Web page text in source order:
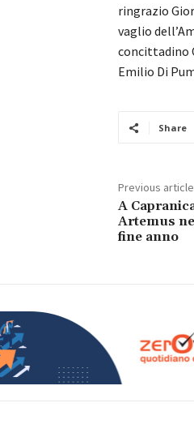
ringrazio
vaglio
concittadino
Emilio Di
Share
Previous article
A
Artemus
fine anno